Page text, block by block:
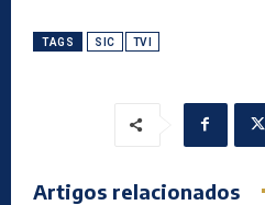
TAGS SIC TVI
Artigos relacionados